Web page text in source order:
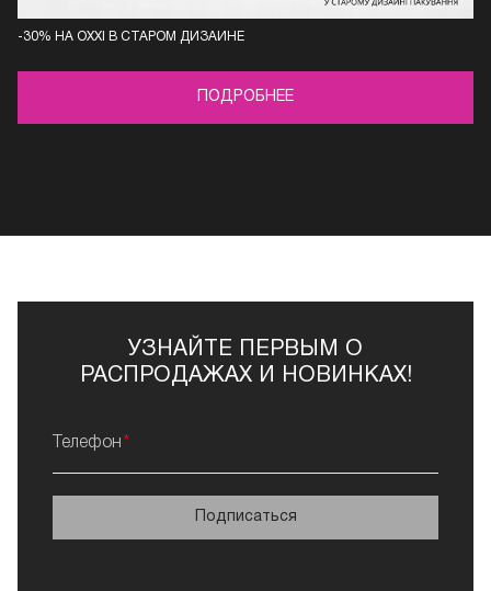
-30% НА OXXI В СТАРОМ ДИЗАЙНЕ
ПОДРОБНЕЕ
УЗНАЙТЕ ПЕРВЫМ О
РАСПРОДАЖАХ И НОВИНКАХ!
Телефон
Подписаться